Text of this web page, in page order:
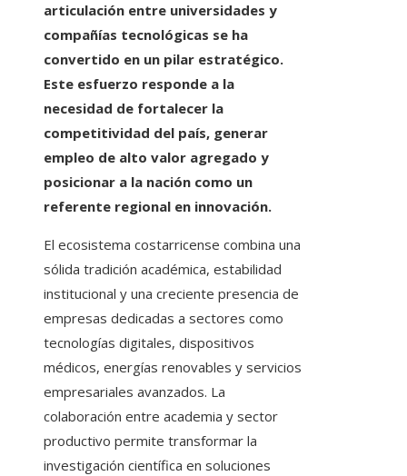
articulación entre universidades y
compañías tecnológicas se ha
convertido en un pilar estratégico.
Este esfuerzo responde a la
necesidad de fortalecer la
competitividad del país, generar
empleo de alto valor agregado y
posicionar a la nación como un
referente regional en innovación.
El ecosistema costarricense combina una
sólida tradición académica, estabilidad
institucional y una creciente presencia de
empresas dedicadas a sectores como
tecnologías digitales, dispositivos
médicos, energías renovables y servicios
empresariales avanzados. La
colaboración entre academia y sector
productivo permite transformar la
investigación científica en soluciones